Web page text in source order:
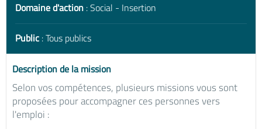
Domaine d'action : Social - Insertion
Public : Tous publics
Description de la mission
Selon vos compétences, plusieurs missions vous sont
proposées pour accompagner ces personnes vers
l'emploi :